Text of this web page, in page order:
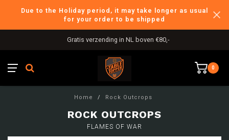
Due to the Holiday period, it may take longer as usual
for your order to be shipped
Gratis verzending in NL boven €80,-
0
Home / Rock Outcrops
ROCK OUTCROPS
FLAMES OF WAR